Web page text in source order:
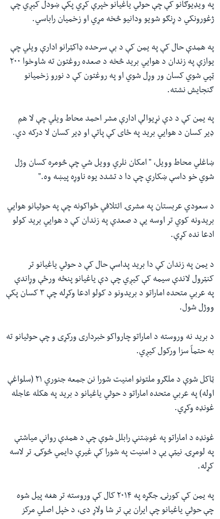
په ویډیوګانو کې چې حوثي یاغیانو خپرې کړي پکې ښودل کیږي چې
ژغورونکي د ړنګو شویو ودانیو څخه مړي او زخمیان راباسي.
په همدې حال کې په یمن کې د بې سرحده ډاکټرانو ادارې ویلي چې
یوازې په زندان د هوایي برید څخه د صعده روغتون ته شاوخوا ۲۰۰
ټپي شوي کسان ور وړل شوي او په روغتون کې د نورو زخمیانو
ګنجایش نشته.
په یمن کې د دې نړیوالې ادارې مشر احمد محاط ویلي چې لا هم
ډیر کسان د هوایي برید په ځای کې پاتې او ډیر کسان لا درکه دي.
ښاغلي محاط وویل، " امکان نلري وویل شي چې څومره کسان وژل
شوي خو داسې ښکاري چې دا د تشدد یوه ناوړه پیښه وه."
د سعودي عربستان په مشرۍ ائتلافي ځواکونه چې په حوثیانو هوایي
بریدونه کوي تر اوسه یې د صعدې په زندان کې د هوایي برید کولو
ادعا نده کړې.
د یمن په زندان کې دا برید پداسې حال کې د حوثي یاغیانو تر
کنټرول لاندې سیمه کې کیږي چې دې یاغیانو پنځه ورځې وړاندې
په عربي متحده اماراتو د بریدونو د کولو ادعا وکړله چې ۳ کسان پکې
ووژل شول.
د برید نه وروسته د اماراتو چارواکو خبرداری ورکړی و چې حوثیانو ته
به حتماً سزا ورکول کیږي.
ټاکل شوې د ملګرو ملتونو امنیت شورا نن جمعه جنوري ۲۱ (سلواغې
اوله) په عربي متحده اماراتو د حوثي یاغیانو د برید په هکله عاجله
غونډه وکړي.
غونډه د اماراتو په غوښتنې رابلل شوې چې د همدې روانې میاشتې
په لومړۍ نیټې یې د امنیت په شورا کې غیرې دایمي څوکۍ تر لاسه
کړله.
په یمن کې کورنۍ جګړه په ۲۰۱۴ کال کې وروسته تر هغه پیل شوه
چې حوثي یاغیانو چې ایران یې تر شا ولاړ دی، د خپل اصلي مرکز